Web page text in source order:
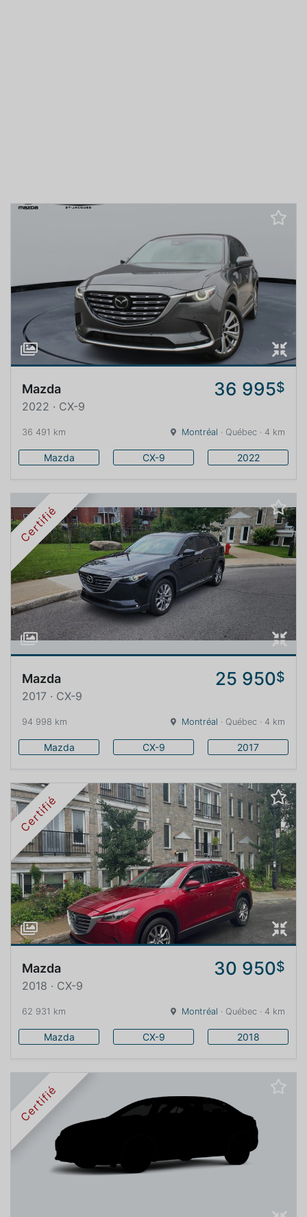
Mazda 36 995$
2022 · CX-9
36 491 km Montréal · Québec · 4 km
Mazda CX-9 2022
Certifié
Mazda 25 950$
2017 · CX-9
94 998 km Montréal · Québec · 4 km
Mazda CX-9 2017
Certifié
Mazda 30 950$
2018 · CX-9
62 931 km Montréal · Québec · 4 km
Mazda CX-9 2018
Certifié